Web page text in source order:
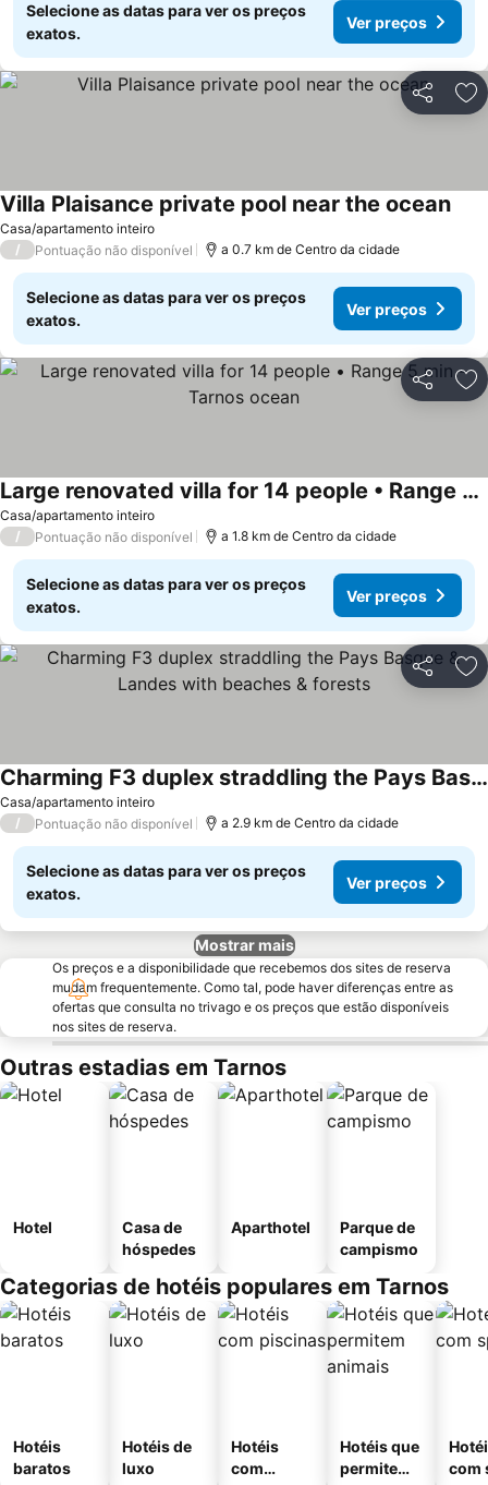
Selecione as datas para ver os preços
exatos.
Ver preços
Partilhar
Casa/apartamento inteiro
Villa Plaisance private pool near the oceanVer
/ Pontuação não disponível a 0.7 km de Centro da cidade
Selecione as datas para ver os preços
exatos.
Ver preços
Partilhar
Casa/apartamento inteiro
Large renovated villa for 14 people • Range 5 min - Tarnos ocean
Ver preços
/ Pontuação não disponível a 1.8 km de Centro da cidade
Selecione as datas para ver os preços
exatos.
Ver preços
Partilhar
Casa/apartamento inteiro
Charming F3 duplex straddling the Pays Basque & Landes with beaches & forests
Ver preços
/ Pontuação não disponível a 2.9 km de Centro da cidade
Selecione as datas para ver os preços
exatos.
Ver preços
Mostrar mais
Os preços e a disponibilidade que recebemos dos sites de reserva
mudam frequentemente. Como tal, pode haver diferenças entre as
ofertas que consulta no trivago e os preços que estão disponíveis
nos sites de reserva.
Outras estadias em Tarnos
Hotel
Casa de
hóspedes
Aparthotel
Parque de
campismo
Categorias de hotéis populares em Tarnos
Hotéis
baratos
Hotéis de
luxo
Hotéis
com
Hotéis que
permitem
com